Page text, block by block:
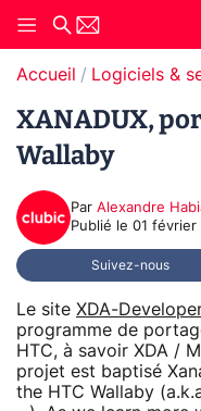
Accueil Logiciels &
XANADUX,
Wallaby
Par Alexandre
Publié le 01 février
Suivez-nous
Le site XDA-
programme de
HTC, à savoir XDA /
projet est baptisé
the HTC Wallaby